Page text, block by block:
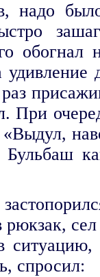
надо
обогнал
При
спросил: